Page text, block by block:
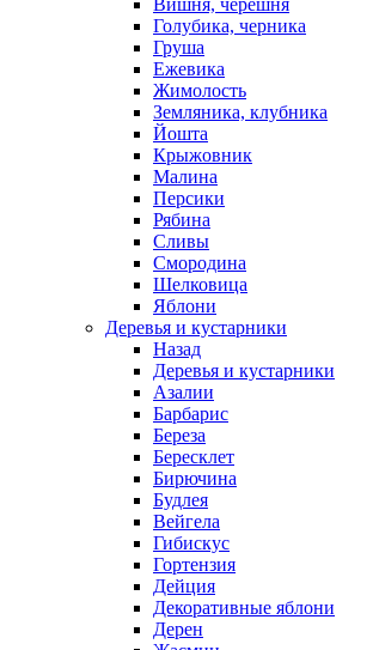
Вишня, черешня
Голубика, черника
Груша
Ежевика
Жимолость
Земляника, клубника
Йошта
Крыжовник
Малина
Персики
Рябина
Сливы
Смородина
Шелковица
Яблони
Деревья и кустарники
Назад
Деревья и кустарники
Азалии
Барбарис
Береза
Бересклет
Бирючина
Будлея
Вейгела
Гибискус
Гортензия
Дейция
Декоративные яблони
Дерен